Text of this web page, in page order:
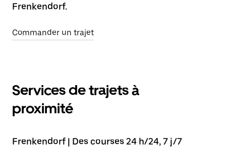
Frenkendorf.
Commander un trajet
Services de trajets à
proximité
Frenkendorf | Des courses 24 h/24, 7 j/7